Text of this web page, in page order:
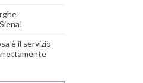
è il servizio